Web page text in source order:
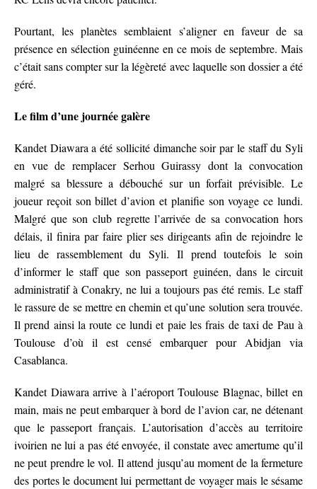
Pourtant, les planètes semblaient s’aligner en faveur de sa
présence en sélection guinéenne en ce mois de septembre. Mais
c’était sans compter sur la légèreté avec laquelle son dossier a été
géré.
Le film d’une journée galère
Kandet Diawara a été sollicité dimanche soir par le staff du Syli
en vue de remplacer Serhou Guirassy dont la convocation
malgré sa blessure a débouché sur un forfait prévisible. Le
joueur reçoit son billet d’avion et planifie son voyage ce lundi.
Malgré que son club regrette l’arrivée de sa convocation hors
délais, il finira par faire plier ses dirigeants afin de rejoindre le
lieu de rassemblement du Syli. Il prend toutefois le soin
d’informer le staff que son passeport guinéen, dans le circuit
administratif à Conakry, ne lui a toujours pas été remis. Le staff
le rassure de se mettre en chemin et qu’une solution sera trouvée.
Il prend ainsi la route ce lundi et paie les frais de taxi de Pau à
Toulouse d’où il est censé embarquer pour Abidjan via
Casablanca.
Kandet Diawara arrive à l’aéroport Toulouse Blagnac, billet en
main, mais ne peut embarquer à bord de l’avion car, ne détenant
que le passeport français. L’autorisation d’accès au territoire
ivoirien ne lui a pas été envoyée, il constate avec amertume qu’il
ne peut prendre le vol. Il attend jusqu’au moment de la fermeture
des portes le document lui permettant de voyager mais le sésame